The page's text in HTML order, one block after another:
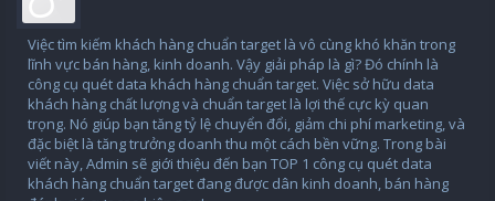
Việc tìm kiếm khách hàng chuẩn target là vô cùng khó khăn trong
lĩnh vực bán hàng, kinh doanh. Vậy giải pháp là gì? Đó chính là
công cụ quét data khách hàng chuẩn target. Việc sở hữu data
khách hàng chất lượng và chuẩn target là lợi thế cực kỳ quan
trọng. Nó giúp bạn tăng tỷ lệ chuyển đổi, giảm chi phí marketing, và
đặc biệt là tăng trưởng doanh thu một cách bền vững. Trong bài
viết này, Admin sẽ giới thiệu đến bạn TOP 1 công cụ quét data
khách hàng chuẩn target đang được dân kinh doanh, bán hàng